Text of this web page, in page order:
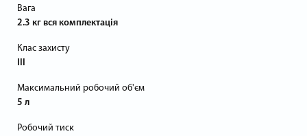
Вага
2.3 кг вся комплектація
Клас захисту
Максимальний робочий об'єм
5 л
Робочий тиск